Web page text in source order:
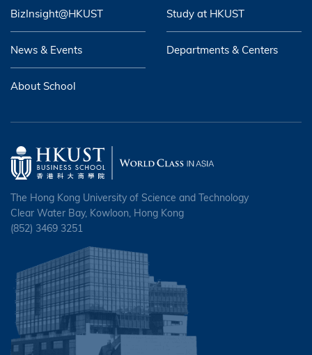
BizInsight@HKUST Study at HKUST
News & Events Departments & Centers
About School
The Hong Kong University of Science and Technology
Clear Water Bay, Kowloon, Hong Kong
(852) 3469 3251